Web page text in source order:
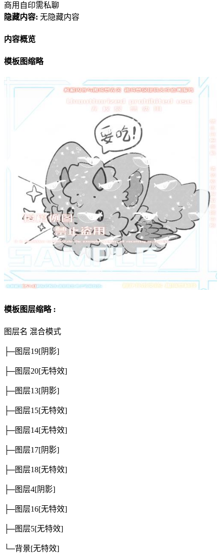
商用自印需私聊
隐藏内容: 无隐藏内容
内容概览
模板图缩略
模板图层缩略 :
图层名 混合模式
├─图层19[阴影]
├─图层20[无特效]
├─图层13[阴影]
├─图层15[无特效]
├─图层14[无特效]
├─图层17[阴影]
├─图层18[无特效]
├─图层4[阴影]
├─图层16[无特效]
├─图层5[无特效]
└─背景[无特效]